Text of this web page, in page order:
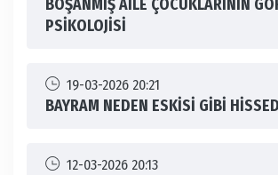
BOŞANMIŞ AİLE ÇOCUKLARININ
PSİKOLOJİSİ
19-03-2026 20:21
BAYRAM NEDEN ESKİSİ GİBİ
12-03-2026 20:13